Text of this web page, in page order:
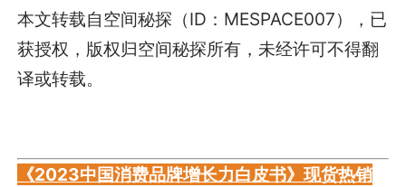
本文转载自空间秘探 （ID：MESPACE007），已
获授权，版权归空间秘探所有，未经许可不得翻
译或转载。
《2023中国消费品牌增长力白皮书》现货热销